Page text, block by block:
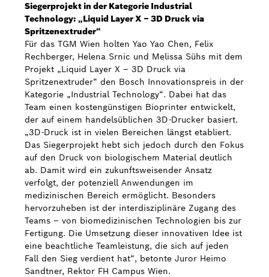
Siegerprojekt in der Kategorie Industrial
Technology: „Liquid Layer X – 3D Druck via
Spritzenextruder“
Für das TGM Wien holten Yao Yao Chen, Felix
Rechberger, Helena Srnic und Melissa Sühs mit dem
Projekt „Liquid Layer X – 3D Druck via
Spritzenextruder“ den Bosch Innovationspreis in der
Kategorie „Industrial Technology“. Dabei hat das
Team einen kostengünstigen Bioprinter entwickelt,
der auf einem handelsüblichen 3D-Drucker basiert.
„3D-Druck ist in vielen Bereichen längst etabliert.
Das Siegerprojekt hebt sich jedoch durch den Fokus
auf den Druck von biologischem Material deutlich
ab. Damit wird ein zukunftsweisender Ansatz
verfolgt, der potenziell Anwendungen im
medizinischen Bereich ermöglicht. Besonders
hervorzuheben ist der interdisziplinäre Zugang des
Teams – von biomedizinischen Technologien bis zur
Fertigung. Die Umsetzung dieser innovativen Idee ist
eine beachtliche Teamleistung, die sich auf jeden
Fall den Sieg verdient hat“, betonte Juror Heimo
Sandtner, Rektor FH Campus Wien.